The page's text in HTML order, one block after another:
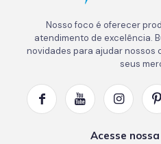
Nosso foco é oferecer
atendimento de excelência.
novidades para ajudar nossos
seus
Acesse